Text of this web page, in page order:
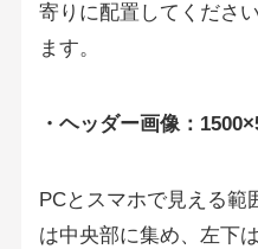
寄りに配置してくださ
ます。
・ヘッダー画像：
PCとスマホで見える範
は中央部に集め、左下